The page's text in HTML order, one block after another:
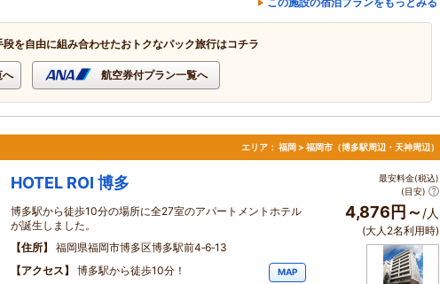
段を自由に組み合わせたおトクなパック旅行はコチラ
へ 航空券付プラン一覧へ
エリア： 福岡 > 福岡市（博多駅周辺・天神周辺）
HOTEL ROI 博多
博多駅から徒歩10分の場所に全27室のアパートメントホテル
が誕生しました。
住所
福岡県福岡市博多区博多駅前4‐6‐13
アクセス
博多駅から徒歩10分！ MAP
最安料金(税込)
(目安)
4,876円～/人
(大人2名利用時)